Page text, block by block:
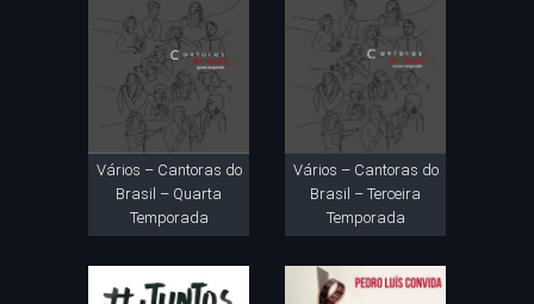
Vários – Cantoras do
Brasil – Quarta
Temporada
Vários – Cantoras do
Brasil – Terceira
Temporada